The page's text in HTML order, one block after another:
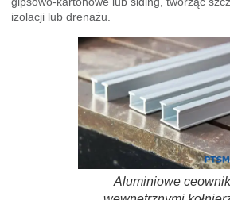
izolacji lub drenażu.
Aluminiowe